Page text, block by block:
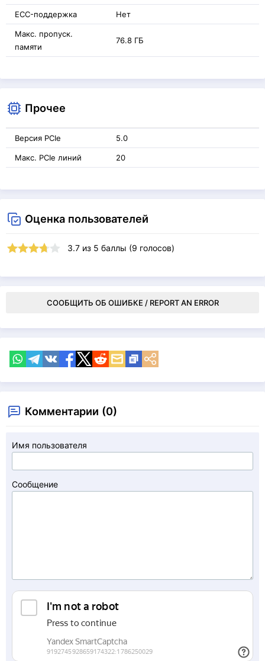
ECC-поддержка Нет
Макс. пропуск.
памяти
76.8 ГБ
Прочее
Версия PCIe 5.0
Макс. PCIe линий 20
Оценка пользователей
3.7 из 5 баллы (9 голосов)
СООБЩИТЬ ОБ ОШИБКЕ / REPORT AN ERROR
Комментарии (0)
Имя пользователя
Сообщение